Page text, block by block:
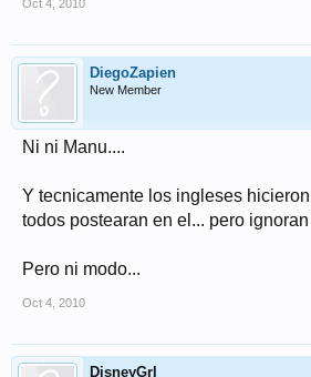
Oct 4, 2010
DiegoZapien
New Member
Ni ni Manu....
Y tecnicamente los ingleses
todos postearan en el... pero
Pero ni modo...
Oct 4, 2010
DisneyGrl